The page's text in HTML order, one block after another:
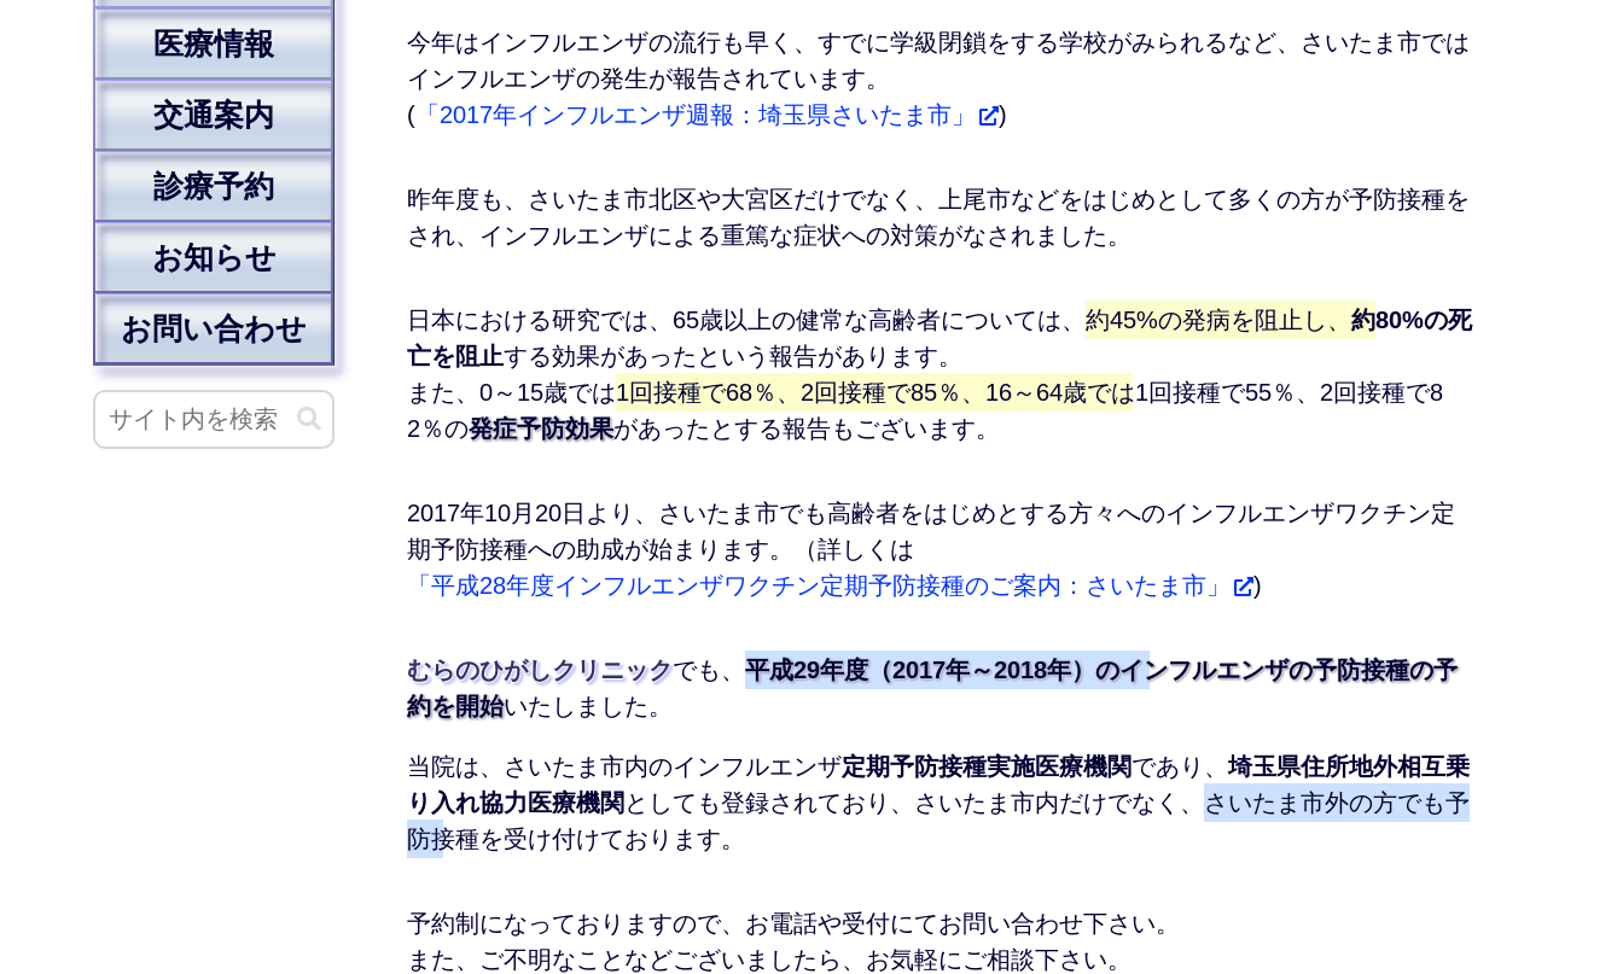
今年はインフルエンザの流行も早く、すでに学級閉鎖をする学校がみられるなど、さいたま市では
インフルエンザの発生が報告されています。
( 「2017年インフルエンザ週報：埼玉県さいたま市」 )
昨年度も、さいたま市北区や大宮区だけでなく、上尾市などをはじめとして多くの方が予防接種を
され、インフルエンザによる重篤な症状への対策がなされました。
日本における研究では、65歳以上の健常な高齢者については、 約45%の発病を阻止し、 約80%の死
亡を阻止する効果があったという報告があります。
また、0～15歳では1回接種で68％、2回接種で85％、16～64歳では1回接種で55％、2回接種で8
2％の発症予防効果があったとする報告もございます。
2017年10月20日より、さいたま市でも高齢者をはじめとする方々へのインフルエンザワクチン定
期予防接種への助成が始まります。（詳しくは
「平成28年度インフルエンザワクチン定期予防接種のご案内：さいたま市」
)
むらのひがしクリニックでも、 平成29年度（2017年～2018年）のインフルエンザの予防接種の予
約を開始いたしました。
当院は、さいたま市内のインフルエンザ定期予防接種実施医療機関であり、埼玉県住所地外相互乗
り入れ協力医療機関 としても登録されており、さいたま市内だけでなく、 さいたま市外の方でも予
防接種を受け付けております。
予約制になっておりますので、お電話や受付にてお問い合わせ下さい。
また、ご不明なことなどございましたら、お気軽にご相談下さい。
医療情報
交通案内
診療予約
お知らせ
お問い合わせ